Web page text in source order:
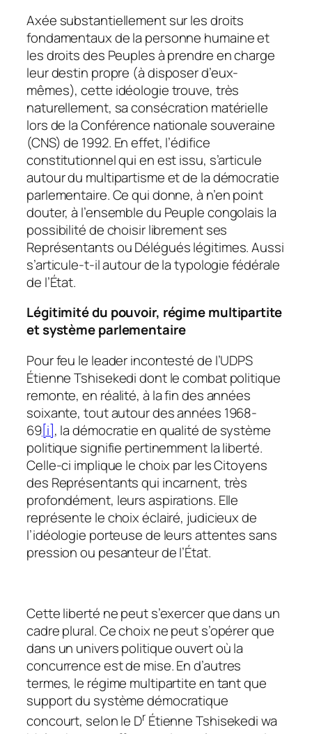
Axée substantiellement sur les droits
fondamentaux de la personne humaine et
les droits des Peuples à prendre en charge
leur destin propre (à disposer d’eux-
mêmes), cette idéologie trouve, très
naturellement, sa consécration matérielle
lors de la Conférence nationale souveraine
(CNS) de 1992. En effet, l’édifice
constitutionnel qui en est issu, s’articule
autour du multipartisme et de la démocratie
parlementaire. Ce qui donne, à n’en point
douter, à l’ensemble du Peuple congolais la
possibilité de choisir librement ses
Représentants ou Délégués légitimes. Aussi
s’articule-t-il autour de la typologie fédérale
de l’État.
Légitimité du pouvoir, régime multipartite
et système parlementaire
Pour feu le leader incontesté de l’UDPS
Étienne Tshisekedi dont le combat politique
remonte, en réalité, à la fin des années
soixante, tout autour des années 1968-
69[i], la démocratie en qualité de système
politique signifie pertinemment la liberté.
Celle-ci implique le choix par les Citoyens
des Représentants qui incarnent, très
profondément, leurs aspirations. Elle
représente le choix éclairé, judicieux de
l’idéologie porteuse de leurs attentes sans
pression ou pesanteur de l’État.
Cette liberté ne peut s’exercer que dans un
cadre plural. Ce choix ne peut s’opérer que
dans un univers politique ouvert où la
concurrence est de mise. En d’autres
termes, le régime multipartite en tant que
support du système démocratique
concourt, selon le DrÉtienne Tshisekedi wa